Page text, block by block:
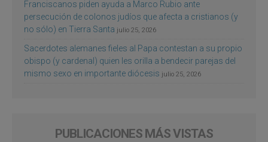
Franciscanos piden ayuda a Marco Rubio ante
persecución de colonos judíos que afecta a cristianos (y
no sólo) en Tierra Santa julio 25, 2026
Sacerdotes alemanes fieles al Papa contestan a su propio
obispo (y cardenal) quien les orilla a bendecir parejas del
mismo sexo en importante diócesis julio 25, 2026
PUBLICACIONES MÁS VISTAS